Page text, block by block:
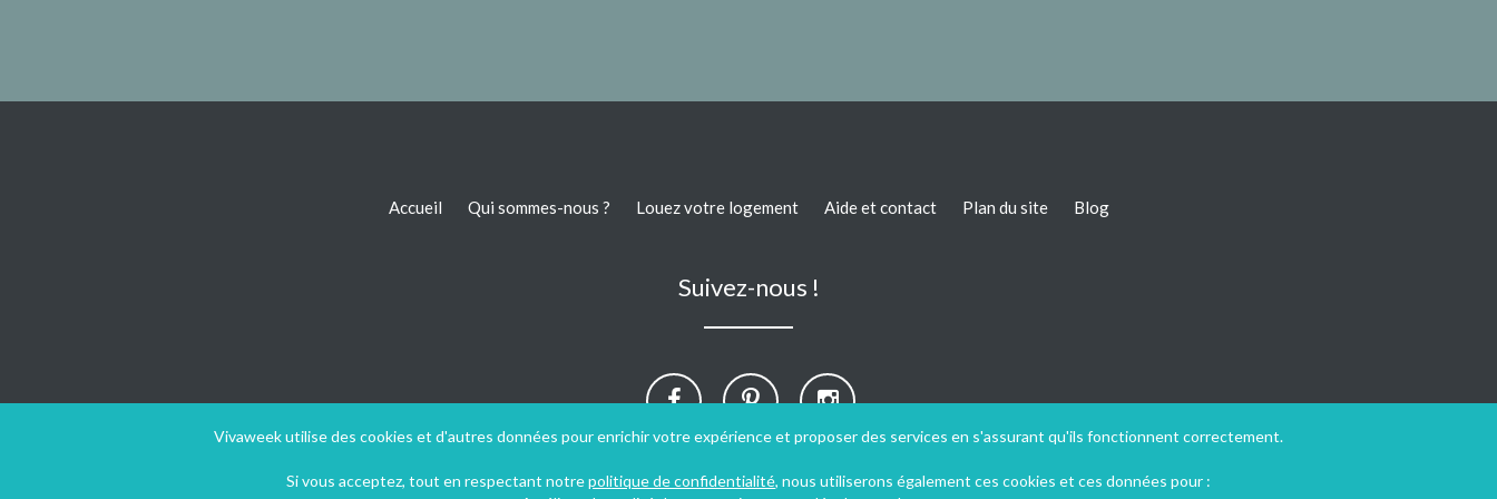
Vivaweek utilise des cookies et d'autres données pour enrichir votre expérience et proposer des services en s'assurant qu'ils fonctionnent correctement.
Si vous acceptez, tout en respectant notrepolitique de confidentialité, nous utiliserons également ces cookies et ces données pour :
Accueil Qui sommes-nous ? Louez votre logement Aide et contact Plan du site Blog
Suivez-nous !